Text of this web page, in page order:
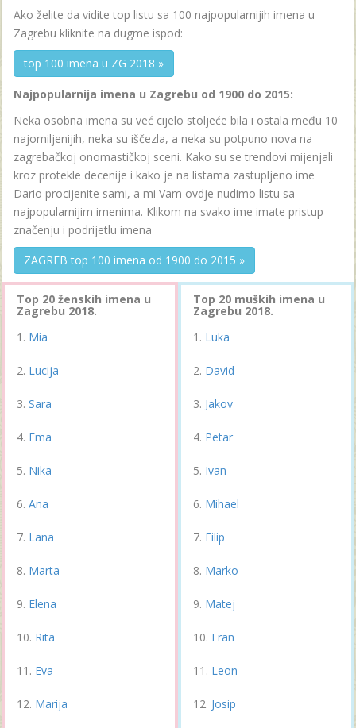
Ako želite da vidite top listu sa 100 najpopularnijih imena u
Zagrebu kliknite na dugme ispod:
top 100 imena u ZG 2018 »
Najpopularnija imena u Zagrebu od 1900 do 2015:
Neka osobna imena su već cijelo stoljeće bila i ostala među 10
najomiljenijih, neka su iščezla, a neka su potpuno nova na
zagrebačkoj onomastičkoj sceni. Kako su se trendovi mijenjali
kroz protekle decenije i kako je na listama zastupljeno ime
Dario procijenite sami, a mi Vam ovdje nudimo listu sa
najpopularnijim imenima. Klikom na svako ime imate pristup
značenju i podrijetlu imena
ZAGREB top 100 imena od 1900 do 2015 »
Top 20 ženskih imena u
Zagrebu 2018.
Mia
Lucija
Sara
Ema
Nika
Ana
Lana
Marta
Elena
Rita
Eva
Marija
Top 20 muških imena u
Zagrebu 2018.
Luka
David
Jakov
Petar
Ivan
Mihael
Filip
Marko
Matej
Fran
Leon
Josip